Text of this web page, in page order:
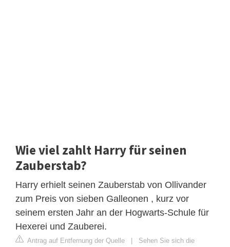
Wie viel zahlt Harry für seinen
Zauberstab?
Harry erhielt seinen Zauberstab von Ollivander
zum Preis von sieben Galleonen , kurz vor
seinem ersten Jahr an der Hogwarts-Schule für
Hexerei und Zauberei.
Antrag auf Entfernung der Quelle | Sehen Sie sich die